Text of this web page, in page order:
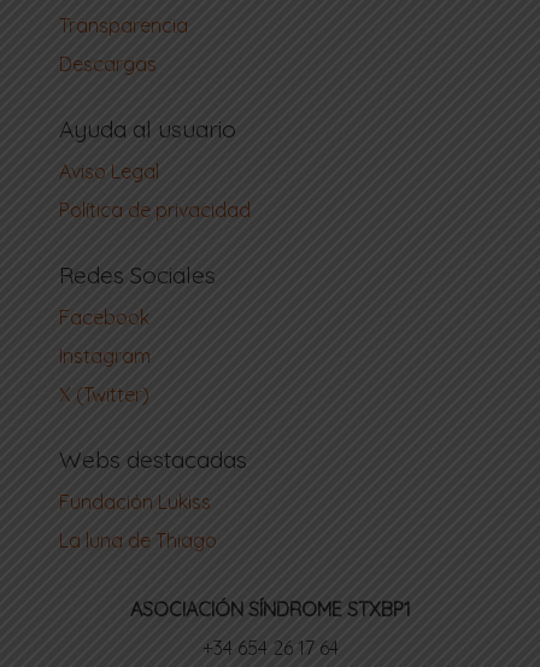
Transparencia
Descargas
Ayuda al usuario
Aviso Legal
Política de privacidad
Redes Sociales
Facebook
Instagram
X (Twitter)
Webs destacadas
Fundación Lukiss
La luna de Thiago
ASOCIACIÓN SÍNDROME STXBP1
‪+34 654 26 17 64‬